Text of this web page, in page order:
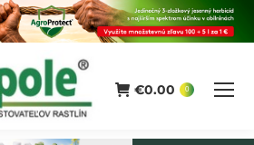
€0.00 0